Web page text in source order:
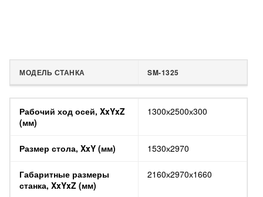
МОДЕЛЬ СТАНКА SM-1325
Рабочий ход осей, XxYxZ
(мм)
1300х2500х300
Размер стола, XxY (мм) 1530х2970
Габаритные размеры
станка, XxYxZ (мм)
2160х2970х1660